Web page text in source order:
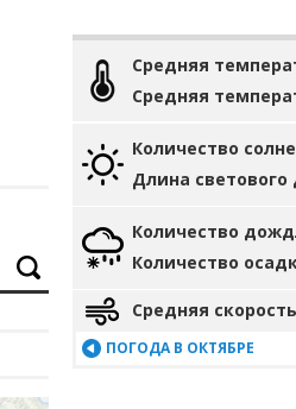
Средняя
Средняя
Количество
Длина светового
Количество
Количество
Средняя
ПОГОДА В ОКТЯБРЕ